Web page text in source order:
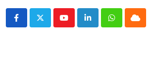
YoutubeLinkedInWhatsappCloud